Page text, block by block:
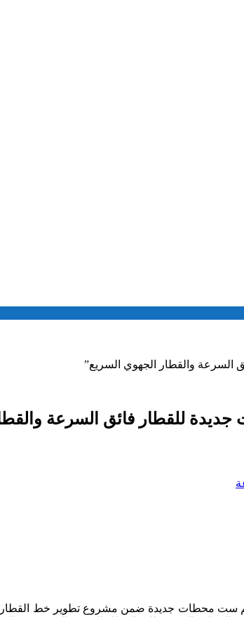
والقطار الجهوي السريع”
للقطار فائق السرعة
ست محطات جديدة ضمن مشروع تطوير خط